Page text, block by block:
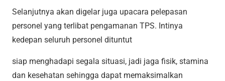
Selanjutnya akan digelar juga upacara pelepasan
personel yang terlibat pengamanan TPS. Intinya
kedepan seluruh personel dituntut
siap menghadapi segala situasi, jadi jaga fisik, stamina
dan kesehatan sehingga dapat memaksimalkan